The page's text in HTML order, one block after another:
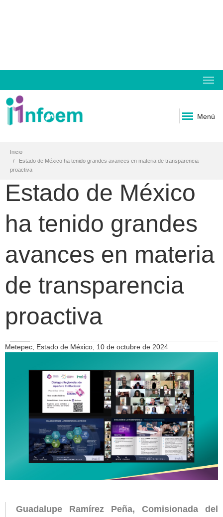
Menú
Inicio
Estado de México ha tenido grandes avances en materia de transparencia
proactiva
Estado de México
ha tenido grandes
avances en materia
de transparencia
proactiva
Metepec, Estado de México, 10 de octubre de 2024
Guadalupe Ramírez Peña, Comisionada del